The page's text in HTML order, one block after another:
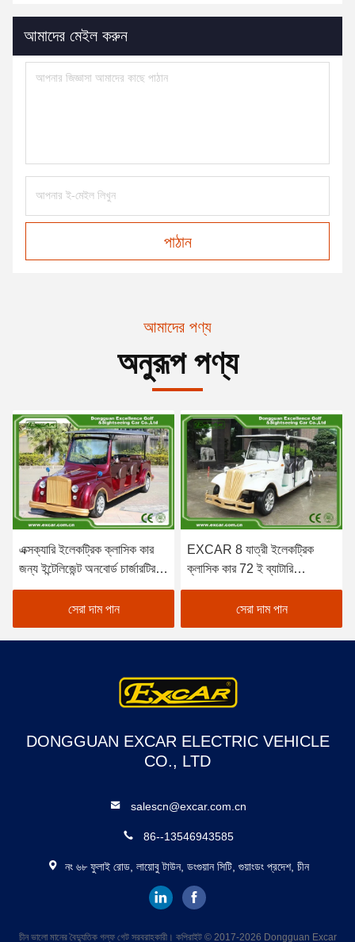
আমাদের মেইল করুন
পাঠান
আমাদের পণ্য
অনুরূপ পণ্য
এক্সক্যারি ইলেকট্রিক ক্লাসিক কার
জন্য ইন্টেলিজেন্ট অনবোর্ড চার্জারটির
সাথে 8 টি সিটার
সেরা দাম পান
EXCAR 8 যাত্রী ইলেকট্রিক
ক্লাসিক কার 72 ই ব্যাটারি
ইলেকট্রিক ভিনটেজ কার
সেরা দাম পান
DONGGUAN EXCAR ELECTRIC VEHICLE
CO., LTD
salescn@excar.com.cn
86--13546943585
নং ৬৮ ফুলাই রোড, লায়োবু টাউন, ডংগুয়ান সিটি, গুয়াংডং প্রদেশ, চীন
চীন ভালো মানের বৈদ্যুতিক গল্ফ গেট সরবরাহকারী। কপিরাইট © 2017-2026 Dongguan Excar